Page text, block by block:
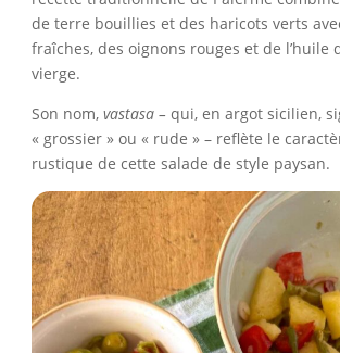
de terre bouillies et des haricots verts
fraîches, des oignons rouges et de l’huile
vierge.
Son nom, vastasa – qui, en argot sicilien,
« grossier » ou « rude » – reflète le
rustique de cette salade de style paysan.